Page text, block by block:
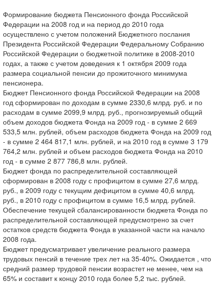
Формирование бюджета Пенсионного фонда Российской
Федерации на 2008 год и на период до 2010 года
осуществлено с учетом положений Бюджетного послания
Президента Российской Федерации Федеральному Собранию
Российской Федерации о бюджетной политике в 2008-2010
годах, а также с учетом доведения к 1 октября 2009 года
размера социальной пенсии до прожиточного минимума
пенсионера.
Бюджет Пенсионного фонда Российской Федерации на 2008
год сформирован по доходам в сумме 2330,6 млрд. руб. и по
расходам в сумме 2099,9 млрд. руб., прогнозируемый общий
объем доходов бюджета Фонда на 2009 год - в сумме 2 669
533,5 млн. рублей, объем расходов бюджета Фонда на 2009 год
- в сумме 2 464 817,1 млн. рублей, и на 2010 год в сумме 3 179
764,2 млн. рублей и объем расходов бюджета Фонда на 2010
год - в сумме 2 877 786,8 млн. рублей.
Бюджет фонда по распределительной составляющей
сформирован в 2008 году с профицитом в сумме 27,6 млрд.
руб., в 2009 году с текущим дефицитом в сумме 40,6 млрд.
руб., в 2010 году с профицитом в сумме 16,5 млрд. рублей.
Обеспечение текущей сбалансированности бюджета Фонда по
распределительной составляющей предусмотрено за счет
остатков средств бюджета Фонда в указанной части на начало
2008 года.
Бюджет предусматривает увеличение реального размера
трудовых пенсий в течение трех лет на 35-40%. Ожидается , что
средний размер трудовой пенсии возрастет не менее, чем на
65% и составит к концу 2010 года более 5,2 тыс. рублей.